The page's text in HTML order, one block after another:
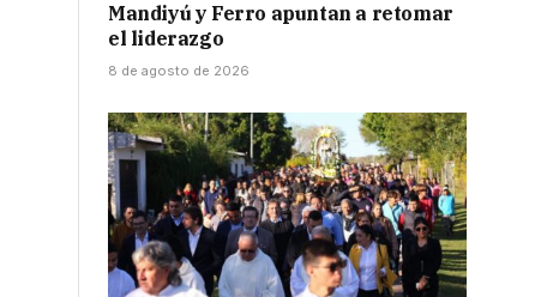
Mandiyú y Ferro apuntan a retomar
el liderazgo
8 de agosto de 2026